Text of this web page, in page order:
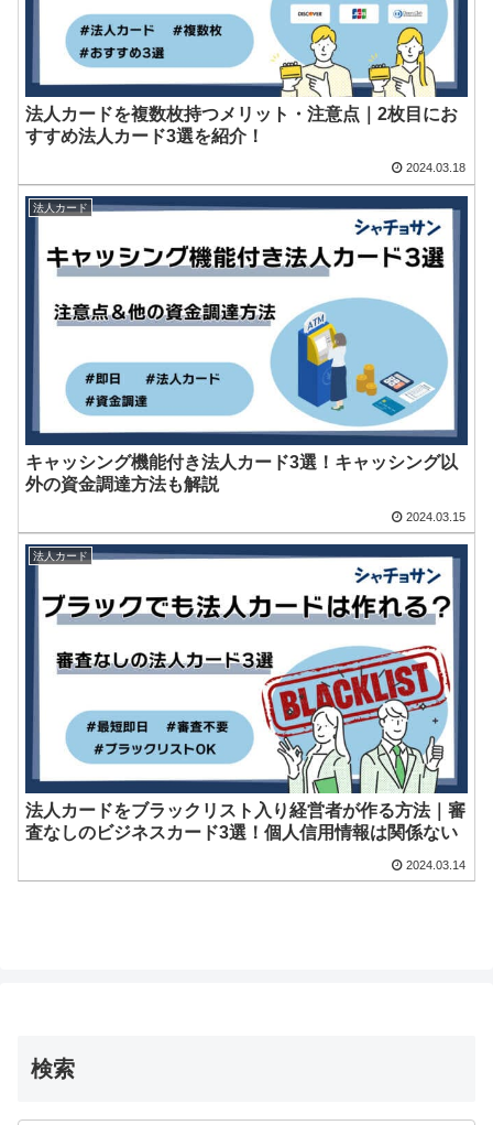
法人カードを複数枚持つメリット・注意点｜2枚目にお
すすめ法人カード3選を紹介！
2024.03.18
法人カード
キャッシング機能付き法人カード3選！キャッシング以
外の資金調達方法も解説
2024.03.15
法人カード
法人カードをブラックリスト入り経営者が作る方法｜審
査なしのビジネスカード3選！個人信用情報は関係ない
2024.03.14
検索